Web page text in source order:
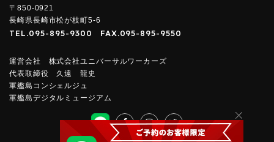
〒850-0921
長崎県長崎市松が枝町5-6
TEL.095-895-9300 FAX.095-895-9550
運営会社 株式会社ユニバーサルワーカーズ
代表取締役 久遠 龍史
軍艦島コンシェルジュ
軍艦島デジタルミュージアム